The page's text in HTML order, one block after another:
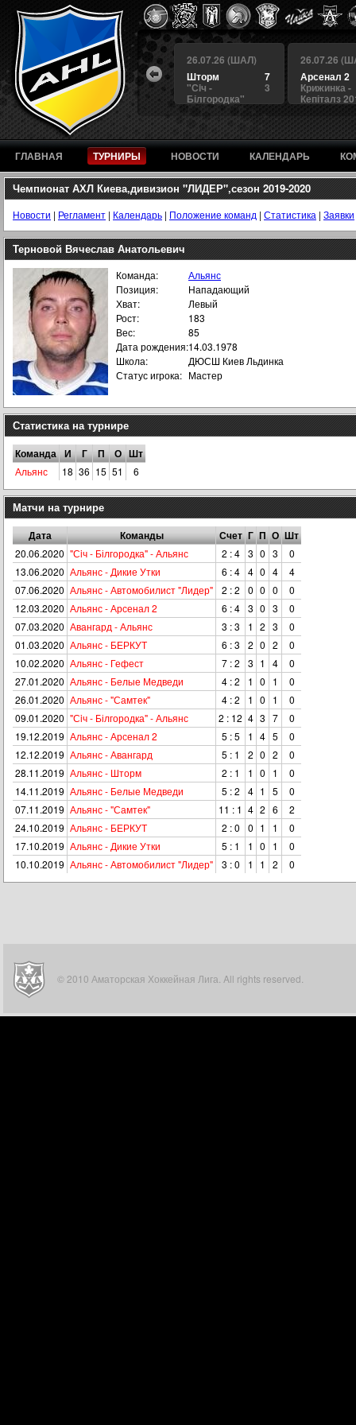
4
4
26.07.26 (ШАЛ)
3
БЕРКУТ
1
Альянс
26.07.26 (ШАЛ)
7
Шторм
3
"Сiч -
Білгородка"
26.07.26
Арсенал 2
Крижинка -
Кепіталз
ГЛАВНАЯ ТУРНИРЫ НОВОСТИ КАЛЕНДАРЬ
Чемпионат АХЛ Киева,дивизион "ЛИДЕР",сезон 2019-2020
Новости | Регламент | Календарь | Положение команд | Статистика | Заявки
Терновой Вячеслав Анатольевич
Команда:
Альянс
Позиция:
Нападающий
Хват:
Левый
Рост:
183
Вес:
85
Дата рождения:14.03.1978
Школа:
ДЮСШ Киев Льдинка
Статус игрока: Мастер
Статистика на турнире
Команда И Г П О Шт
Альянс 18 36 15 51 6
Матчи на турнире
Дата Команды Счет Г П О Шт
20.06.2020 "Сiч - Білгородка" - Альянс 2 : 4 3 0 3
0
13.06.2020 Альянс - Дикие Утки 6 : 4 4 0 4
4
07.06.2020 Альянс - Автомобилист "Лидер" 2 : 2 0 0 0
0
12.03.2020 Альянс - Арсенал 2 6 : 4 3 0 3
0
07.03.2020 Авангард - Альянс 3 : 3 1 2 3
0
01.03.2020 Альянс - БЕРКУТ 6 : 3 2 0 2
0
10.02.2020 Альянс - Гефест 7 : 2 3 1 4
0
27.01.2020 Альянс - Белые Медведи 4 : 2 1 0 1
0
26.01.2020 Альянс - "Самтек" 4 : 2 1 0 1
0
09.01.2020 "Сiч - Білгородка" - Альянс 2 : 12 4 3 7
0
19.12.2019 Альянс - Арсенал 2 5 : 5 1 4 5
0
12.12.2019 Альянс - Авангард 5 : 1 2 0 2
0
28.11.2019 Альянс - Шторм 2 : 1 1 0 1
0
14.11.2019 Альянс - Белые Медведи 5 : 2 4 1 5
0
07.11.2019 Альянс - "Самтек" 11 : 1 4 2 6
2
24.10.2019 Альянс - БЕРКУТ 2 : 0 0 1 1
0
17.10.2019 Альянс - Дикие Утки 5 : 1 1 0 1
0
10.10.2019 Альянс - Автомобилист "Лидер" 3 : 0 1 1 2 0
© 2010 Аматорская Хоккейная Лига. All rights reserved.